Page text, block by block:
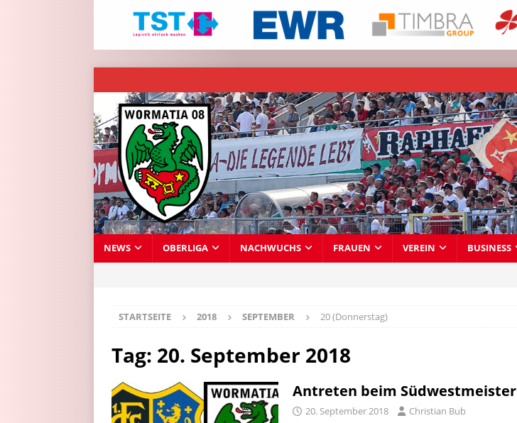
NEWS OBERLIGA NACHWUCHS FRAUEN VEREIN BUSINESS
STARTSEITE 2018 SEPTEMBER 20 (Donnerstag)
Tag: 20. September 2018
Antreten beim Südwestmeister
20. September 2018 Christian Bub